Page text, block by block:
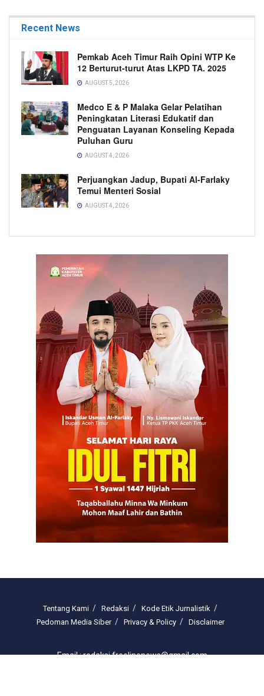
Recent News
Pemkab Aceh Timur Raih Opini WTP Ke
12 Berturut-turut Atas LKPD TA. 2025
AUGUST 5, 2026
Medco E & P Malaka Gelar Pelatihan
Peningkatan Literasi Edukatif dan
Penguatan Layanan Konseling Kepada
Puluhan Guru
AUGUST 4, 2026
Perjuangkan Jadup, Bupati Al-Farlaky
Temui Menteri Sosial
AUGUST 4, 2026
Tentang Kami Redaksi
Kode Etik Jurnalistik
Pedoman Media Siber
Privacy & Policy Disclaimer
Email : redaksi.freelinenews@gmail.com